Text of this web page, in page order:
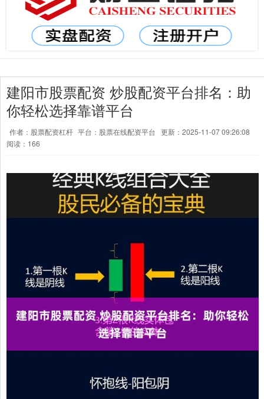
建阳市股票配资 炒股配资平台排名：助
你轻松选择靠谱平台
作者：股票配资杠杆 平台：股票在线配资平台 更新：2025-11-07 09:26:08
阅读：166